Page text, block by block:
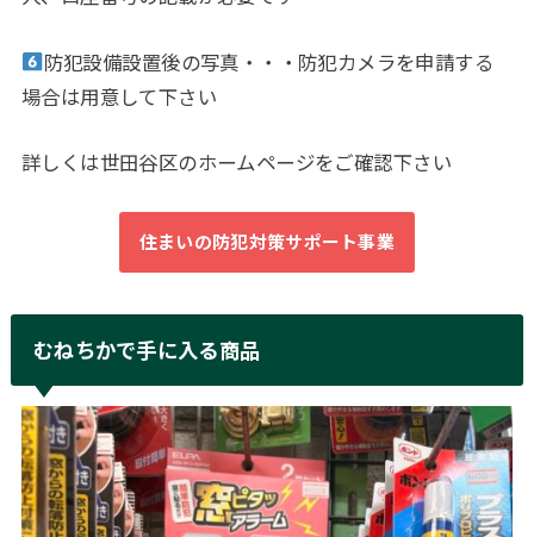
防犯設備設置後の写真・・・防犯カメラを申請する
場合は用意して下さい
詳しくは世田谷区のホームページをご確認下さい
住まいの防犯対策サポート事業
むねちかで手に入る商品